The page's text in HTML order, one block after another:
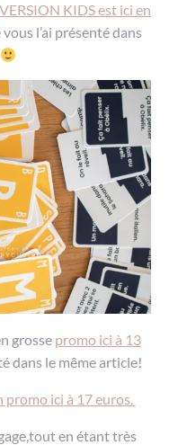
VERSION KIDS est ici en
vous l’ai présenté dans
grosse promo ici à 13
dans le même article!
promo ici à 17 euros.
en étant très